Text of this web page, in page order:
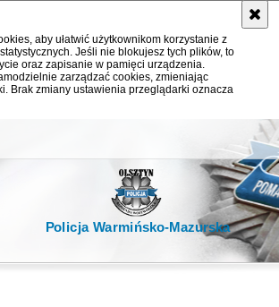
aby ułatwić użytkownikom korzystanie z
Jeśli nie blokujesz tych plików, to
oraz zapisanie w pamięci urządzenia.
zarządzać cookies, zmieniając
Brak zmiany ustawienia przeglądarki oznacza
Policja Warmińsko-Mazurska